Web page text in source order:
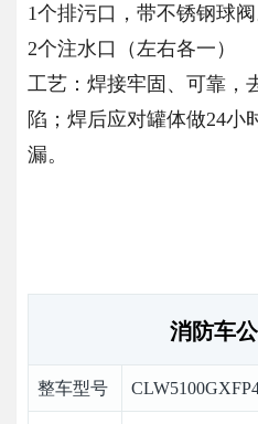
1个排污口，带不锈钢球阀
2个注水口（左右各一）
工艺：焊接牢固、可靠，
陷；焊后应对罐体做24小
漏。
消防车
整车型号